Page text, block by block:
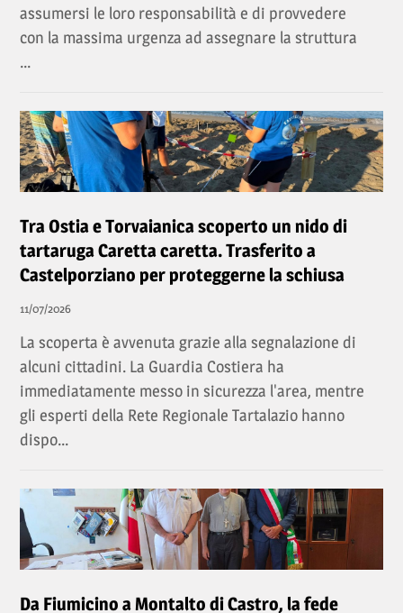
assumersi le loro responsabilità e di provvedere
con la massima urgenza ad assegnare la struttura
...
Tra Ostia e Torvaianica scoperto un nido di
tartaruga Caretta caretta. Trasferito a
Castelporziano per proteggerne la schiusa
11/07/2026
La scoperta è avvenuta grazie alla segnalazione di
alcuni cittadini. La Guardia Costiera ha
immediatamente messo in sicurezza l'area, mentre
gli esperti della Rete Regionale Tartalazio hanno
dispo...
Da Fiumicino a Montalto di Castro, la fede